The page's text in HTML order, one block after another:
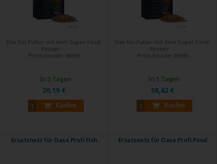
Das Koi-Futter mit dem Super-Food-
Rezept: ...
Produktcode: 88686
20,19 €
Kaufen
In 5 Tagen
Das Koi-Futter mit dem Super-Food-
Rezept: ...
Produktcode: 88696
38,42 €
Kaufen
In 5 Tagen
Ersatznetz für Oase Profi Fish Ersatznetz für Oase Profi Pond